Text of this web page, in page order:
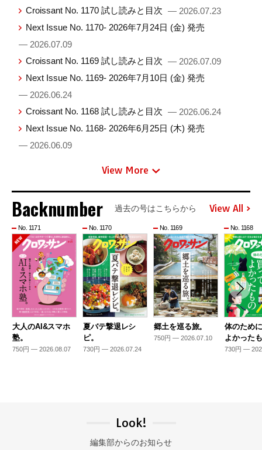
Croissant No. 1170 試し読みと目次 — 2026.07.23
Next Issue No. 1170- 2026年7月24日 (金) 発売
— 2026.07.09
Croissant No. 1169 試し読みと目次 — 2026.07.09
Next Issue No. 1169- 2026年7月10日 (金) 発売
— 2026.06.24
Croissant No. 1168 試し読みと目次 — 2026.06.24
Next Issue No. 1168- 2026年6月25日 (木) 発売
— 2026.06.09
View More
Backnumber 過去の号はこちらから View All
No. 1171
大人のAI&スマホ
塾。
750円 — 2026.08.07
No. 1170
夏バテ撃退レシ
ピ。
730円 — 2026.07.24
No. 1169
郷土を巡る旅。
750円 — 2026.07.10
No. 1168
体のため
よかった
730円 —
Look!
編集部からのお知らせ